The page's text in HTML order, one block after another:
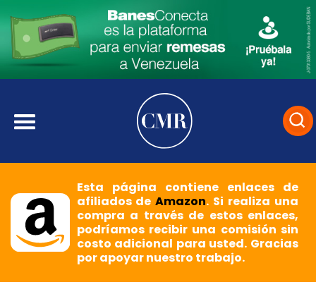
Esta página contiene enlaces de
afiliados deAmazon. Si realiza una
compra a través de estos enlaces,
podríamos recibir una comisión sin
costo adicional para usted. Gracias
por apoyar nuestro trabajo.